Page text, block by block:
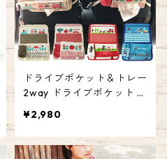
ドライブポケット＆トレー
2way ドライブポケット ド
ートバックポケット お出
かけ 収納 トレイ 車のシー
トバックポケット ドライ
¥2,980